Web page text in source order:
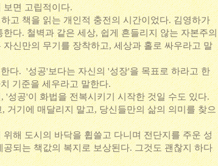
보면 고립적이다.
고 책을 읽는 개인적 충전의 시간이었다. 김영하가
다. 철벽과 같은 세상, 쉽게 흔들리지 않는 자본주의
신만의 무기를 장착하고, 세상과 홀로 싸우라고 말
다. '성공'보다는 자신의 '성장'을 목표로 하라고 한
기준을 세우라고 말한다.
'성공'이 화법을 전복시키기 시작한 것일 수도 있다.
거기에 매달리지 말고, 당신들만의 삶의 의미를 찾으
해 도시의 바닥을 휩쓸고 다니며 전단지를 주운 성
되는 책값의 복지로 보상된다. 그것도 괜찮지 하다